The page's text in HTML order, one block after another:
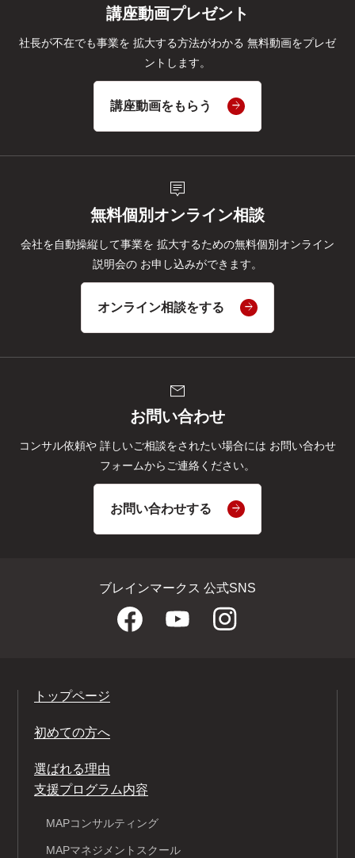
講座動画プレゼント
社長が不在でも事業を 拡大する方法がわかる 無料動画をプレゼ
ントします。
講座動画をもらう
tooltip_2
無料個別オンライン相談
会社を自動操縦して事業を 拡大するための無料個別オンライン
説明会の お申し込みができます。
オンライン相談をする
mail
お問い合わせ
コンサル依頼や 詳しいご相談をされたい場合には お問い合わせ
フォームからご連絡ください。
お問い合わせする
ブレインマークス 公式SNS
トップページ
初めての方へ
選ばれる理由
支援プログラム内容
MAPコンサルティング
MAPマネジメントスクール